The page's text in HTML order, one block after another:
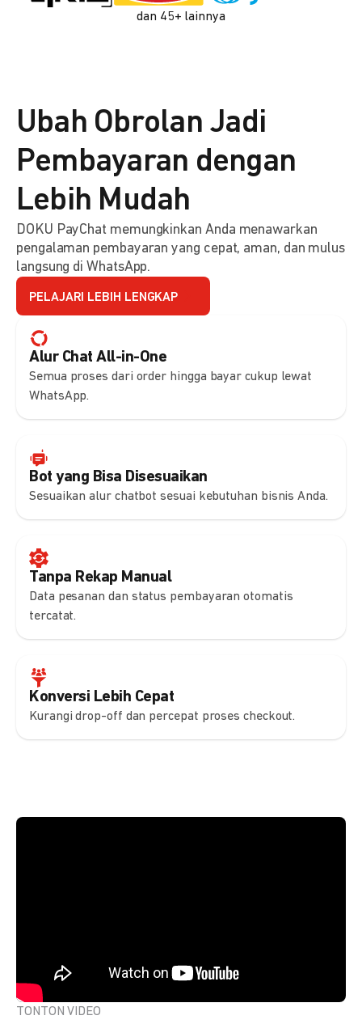
dan 45+ lainnya
Alur Chat All-in-One
Semua proses dari order hingga bayar cukup lewat
WhatsApp.
Bot yang Bisa Disesuaikan
Sesuaikan alur chatbot sesuai kebutuhan bisnis Anda.
Tanpa Rekap Manual
Data pesanan dan status pembayaran otomatis
tercatat.
Konversi Lebih Cepat
Kurangi drop-off dan percepat proses checkout.
Ubah Obrolan Jadi
Pembayaran dengan
Lebih Mudah
DOKU PayChat memungkinkan Anda menawarkan
pengalaman pembayaran yang cepat, aman, dan mulus
langsung di WhatsApp.
PELAJARI LEBIH LENGKAP
TONTON VIDEO